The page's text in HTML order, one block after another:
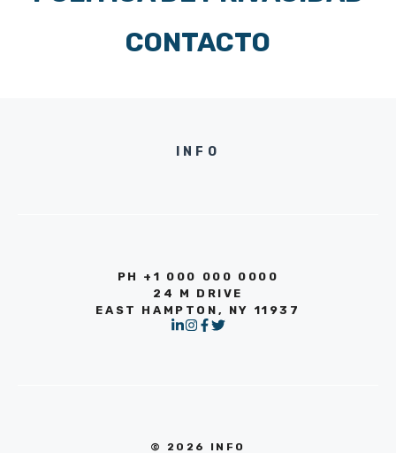
CONTACTO
INFO
PH +1 000 000 0000
24 M DRIVE
EAST HAMPTON, NY 11937
© 2026 INFO